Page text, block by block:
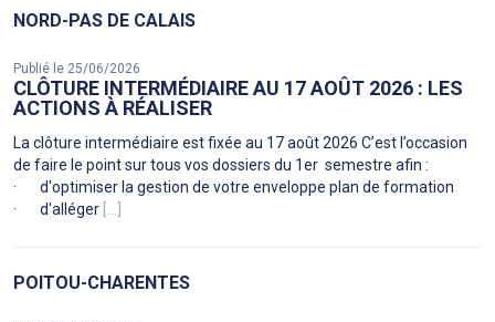
NORD-PAS DE CALAIS
Publié le 25/06/2026
CLÔTURE INTERMÉDIAIRE AU 17 AOÛT 2026 : LES
ACTIONS À RÉALISER
La clôture intermédiaire est fixée au 17 août 2026 C’est l’occasion
de faire le point sur tous vos dossiers du 1er semestre afin :
· d'optimiser la gestion de votre enveloppe plan de formation
· d'alléger [...]
POITOU-CHARENTES